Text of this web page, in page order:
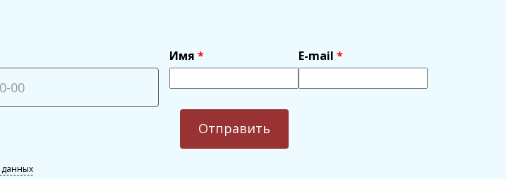
Имя E-mail
данных